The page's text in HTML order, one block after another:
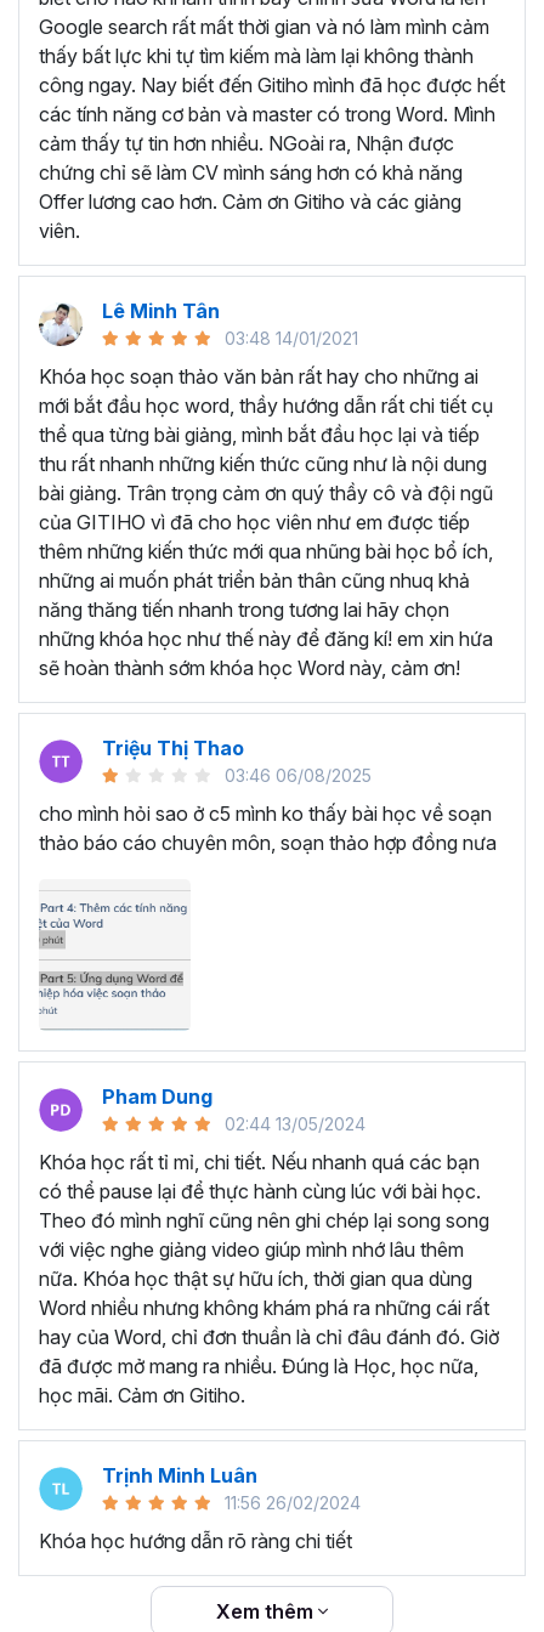
Biết cáchhình thành tư duy để bắt đầu soạn
thảo văn bản
Thành thạo cáchcài đặt và định dạng cơ bản
Thành thạo trong việcthiết kế các đối tượng
Thành thạo các tính năng đặc biệttrong Word như
trình bày văn bản dạng cột, tạo mục lục, tạo danh
mục tham khảo, trộn văn bản, ghi Macro, Tracking…
Thực hành
đồng, báo cáo chuyên môn…
Như vậy, khi học Word bạn sẽ được trang bị đầy đủ kỹ
năng và kiến thức cần thiết để trở thành chuyên gia soạn
thảo văn bản. Từ những kiến thức đó bạn có thể tạo ra
những tài liệu chuyên nghiệp, chỉn chu cũng như biết cách
quản lý tài liệu và thao tác nhanh chóng, nâng cao hiệu
suất làm việc.
TRỞ THÀNH CHUYÊN GIA
SOẠN THẢO VĂN BẢN VỚI
KHÓA HỌC TUYỆT ĐỈNH
MICROSOFT WORD
Bạn sẽ trở thành chuyên gia soạn thảo văn bản trong
Học Word sẽ giúp bạn từ một người chỉ biết sử dụng Word
cơ bản như soạn thảo văn bản thông thường trở thành
một người nắm trọn các tính năng, thành thạo các thao
tác chỉ trong 7 giờ học tập.
hình thành tư duy soạn thảo nhạy bén, linh hoạt, hoàn
thành mọi công việc nhanh chóng và khoa học. Đồng
thời, sự thành thạo Microsoft Word sẽ tạo ra cơ hội thăng
tiến trong công việc, mở ra cánh cửa cho sự phát triển và
tiến bộ trên con đường sự nghiệp.
Đặc biệt, bạn chỉ cần bỏ ra một số tiền rất nhỏ là đã có
thể sở hữu khóa học trọn đời với nội dung được các giảng
viên cập nhật liên tục đảm bảo kiến thức mới nhất cho
người học. Bất cứ khi nào quên kiến thức, bạn có thể mở
lại khóa học và ôn tập lại, từ đó tăng khả năng ghi nhớ
hiệu quả hơn.
TẠI SAO NÊN THAM GIA
KHÓA HỌC WORD ONLINE?
Word là một trong những công cụ tin học mà bất kỳ nhân
viên văn phòng nào cần hiểu và nắm vững. Có thể là bạn
trường, nhưng đó chỉ là những kiến thức cơ bản và chưa
đủ sâu để triển khai công việc thực tế.
Thực trạn, nhiều bạn đi làm đã quên gần hết các thao tác
trên Word do lâu không sử dụng. Không biết các mẹo và
thủ thuật làm việc với Word để tiết kiệm thời gian vì trước
đây chưa được đào tạo chuyên sâu.
Google search rất mất thời gian và nó làm mình cảm
thấy bất lực khi tự tìm kiếm mà làm lại không thành
công ngay. Nay biết đến Gitiho mình đã học được hết
các tính năng cơ bản và master có trong Word. Mình
cảm thấy tự tin hơn nhiều. NGoài ra, Nhận được
chứng chỉ sẽ làm CV mình sáng hơn có khả năng
Offer lương cao hơn. Cảm ơn Gitiho và các giảng
viên.
Lê Minh Tân
03:48 14/01/2021
Khóa học soạn thảo văn bản rất hay cho những ai
mới bắt đầu học word, thầy hướng dẫn rất chi tiết cụ
thể qua từng bài giảng, mình bắt đầu học lại và tiếp
thu rất nhanh những kiến thức cũng như là nội dung
bài giảng. Trân trọng cảm ơn quý thầy cô và đội ngũ
của GITIHO vì đã cho học viên như em được tiếp
thêm những kiến thức mới qua nhũng bài học bổ ích,
những ai muốn phát triển bản thân cũng nhuq khả
năng thăng tiến nhanh trong tương lai hãy chọn
những khóa học như thế này để đăng kí! em xin hứa
sẽ hoàn thành sớm khóa học Word này, cảm ơn!
Triệu Thị Thao
03:46 06/08/2025
cho mình hỏi sao ở c5 mình ko thấy bài học về soạn
thảo báo cáo chuyên môn, soạn thảo hợp đồng nưa
Pham Dung
02:44 13/05/2024
Khóa học rất tỉ mỉ, chi tiết. Nếu nhanh quá các bạn
có thể pause lại để thực hành cùng lúc với bài học.
Theo đó mình nghĩ cũng nên ghi chép lại song song
với việc nghe giảng video giúp mình nhớ lâu thêm
nữa. Khóa học thật sự hữu ích, thời gian qua dùng
Word nhiều nhưng không khám phá ra những cái rất
hay của Word, chỉ đơn thuần là chỉ đâu đánh đó. Giờ
đã được mở mang ra nhiều. Đúng là Học, học nữa,
học mãi. Cảm ơn Gitiho.
Trịnh Minh Luân
11:56 26/02/2024
Khóa học hướng dẫn rõ ràng chi tiết
Xem thêm